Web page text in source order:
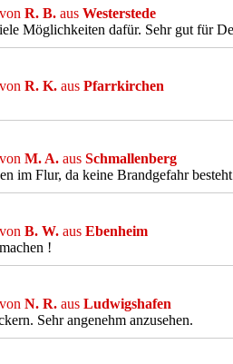
von R. B. aus Westerstede
Möglichkeiten dafür. Sehr gut für
von R. K. aus Pfarrkirchen
von M. A. aus Schmallenberg
im Flur, da keine Brandgefahr
von B. W. aus Ebenheim
!
von N. R. aus Ludwigshafen
Sehr angenehm anzusehen.